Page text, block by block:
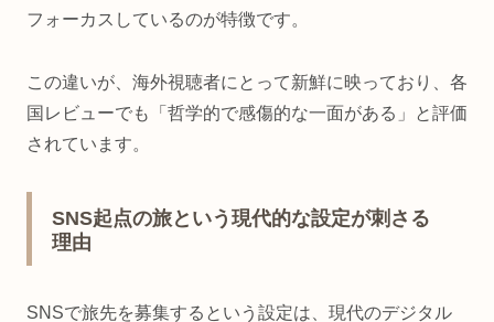
フォーカスしているのが特徴です。
この違いが、海外視聴者にとって新鮮に映っており、各
国レビューでも「哲学的で感傷的な一面がある」と評価
されています。
SNS起点の旅という現代的な設定が刺さる
理由
SNSで旅先を募集するという設定は、現代のデジタル